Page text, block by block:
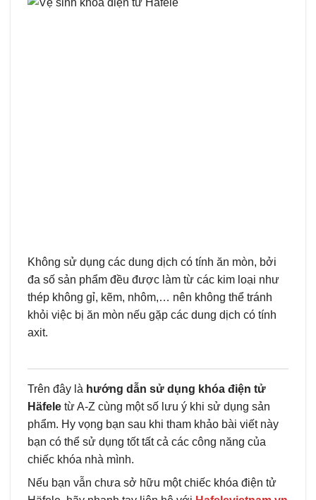
Không sử dụng các dung dịch có tính ăn mòn, bởi
đa số sản phẩm đều được làm từ các kim loại như
thép không gỉ, kẽm, nhôm,… nên không thể tránh
khỏi việc bị ăn mòn nếu gặp các dung dịch có tính
axit.
Trên đây là hướng dẫn sử dụng khóa điện tử
Häfele từ A-Z cùng một số lưu ý khi sử dụng sản
phẩm. Hy vọng bạn sau khi tham khảo bài viết này
bạn có thể sử dụng tốt tất cả các công năng của
chiếc khóa nhà mình.
Nếu bạn vẫn chưa sở hữu một chiếc khóa điện tử